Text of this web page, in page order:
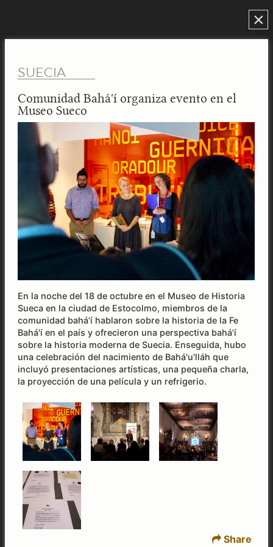
×
SUECIA
Comunidad Bahá'í organiza evento en el
Museo Sueco
En la noche del 18 de octubre en el Museo de Historia
Sueca en la ciudad de Estocolmo, miembros de la
comunidad bahá’í hablaron sobre la historia de la Fe
Bahá'í en el país y ofrecieron una perspectiva bahá'í
sobre la historia moderna de Suecia. Enseguida, hubo
una celebración del nacimiento de Bahá'u'lláh que
incluyó presentaciones artísticas, una pequeña charla,
la proyección de una película y un refrigerio.
Share